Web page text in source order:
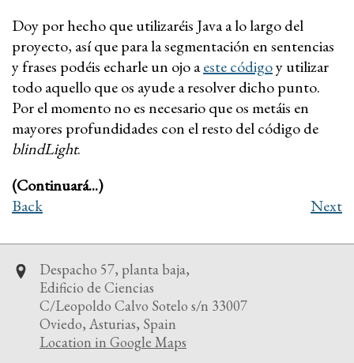
Doy por hecho que utilizaréis Java a lo largo del
proyecto, así que para la segmentación en sentencias
y frases podéis echarle un ojo aeste códigoy utilizar
todo aquello que os ayude a resolver dicho punto.
Por el momento no es necesario que os metáis en
mayores profundidades con el resto del código de
blindLight.
(Continuará...)
Back
Next
Despacho 57, planta baja,
Edificio de Ciencias
C/Leopoldo Calvo Sotelo s/n 33007
Oviedo, Asturias, Spain
Location in Google Maps